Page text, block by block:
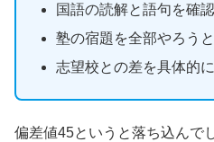
国語の読解と語句を確
塾の宿題を全部やろう
志望校との差を具体的
偏差値45というと落ち込んで